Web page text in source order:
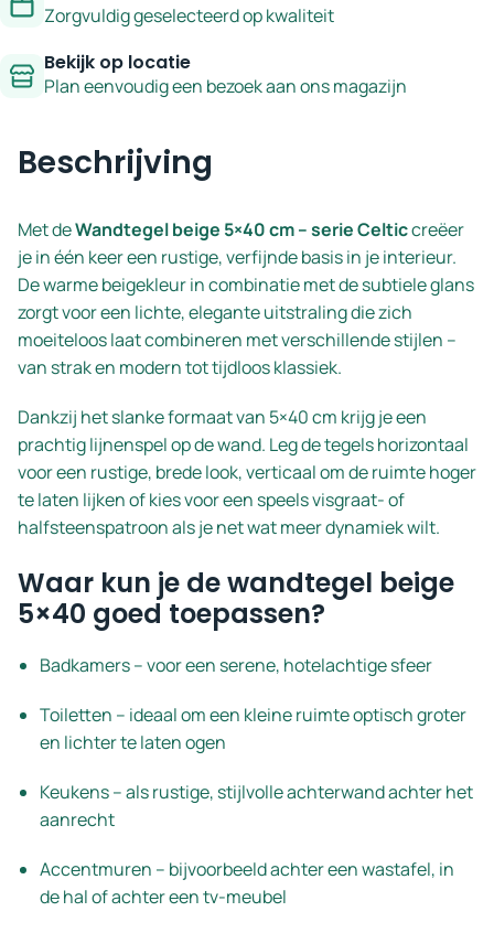
Zorgvuldig geselecteerd op kwaliteit
Bekijk op locatie
Plan eenvoudig een bezoek aan ons magazijn
Beschrijving
Met deWandtegel beige 5×40 cm – serie Celticcreëer
je in één keer een rustige, verfijnde basis in je interieur.
De warme beigekleur in combinatie met de subtiele glans
zorgt voor een lichte, elegante uitstraling die zich
moeiteloos laat combineren met verschillende stijlen –
van strak en modern tot tijdloos klassiek.
Dankzij het slanke formaat van 5×40 cm krijg je een
prachtig lijnenspel op de wand. Leg de tegels horizontaal
voor een rustige, brede look, verticaal om de ruimte hoger
te laten lijken of kies voor een speels visgraat- of
halfsteenspatroon als je net wat meer dynamiek wilt.
Waar kun je de wandtegel beige
5×40 goed toepassen?
Badkamers – voor een serene, hotelachtige sfeer
Toiletten – ideaal om een kleine ruimte optisch groter
en lichter te laten ogen
Keukens – als rustige, stijlvolle achterwand achter het
aanrecht
Accentmuren – bijvoorbeeld achter een wastafel, in
de hal of achter een tv-meubel